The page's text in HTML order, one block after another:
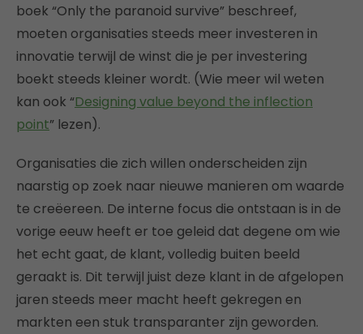
boek “Only the paranoid survive” beschreef,
moeten organisaties steeds meer investeren in
innovatie terwijl de winst die je per investering
boekt steeds kleiner wordt. (Wie meer wil weten
kan ook “Designing value beyond the inflection
point” lezen).
Organisaties die zich willen onderscheiden zijn
naarstig op zoek naar nieuwe manieren om waarde
te creëereen. De interne focus die ontstaan is in de
vorige eeuw heeft er toe geleid dat degene om wie
het echt gaat, de klant, volledig buiten beeld
geraakt is. Dit terwijl juist deze klant in de afgelopen
jaren steeds meer macht heeft gekregen en
markten een stuk transparanter zijn geworden.